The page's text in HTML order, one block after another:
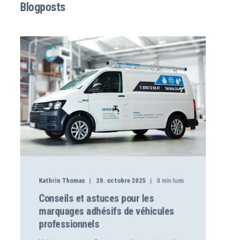
Blogposts
Kathrin Thomas 20. octobre 2025 8 min lues
Conseils et astuces pour les
marquages adhésifs de véhicules
professionnels